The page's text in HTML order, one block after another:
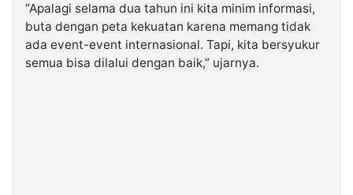
“Apalagi selama dua tahun ini kita minim informasi,
buta dengan peta kekuatan karena memang tidak
ada event-event internasional. Tapi, kita bersyukur
semua bisa dilalui dengan baik,” ujarnya.